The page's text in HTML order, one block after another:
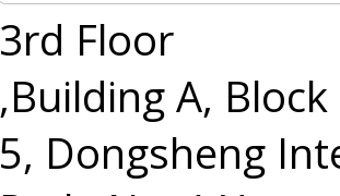
3rd Floor
,Building A, Block
5, Dongsheng